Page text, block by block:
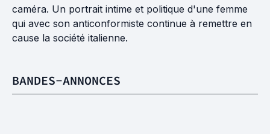
caméra. Un portrait intime et politique d'une femme
qui avec son anticonformiste continue à remettre en
cause la société italienne.
BANDES-ANNONCES